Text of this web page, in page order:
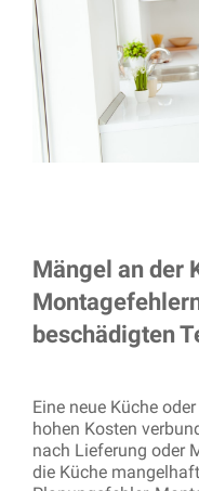
Mängel an der
beschädigten
Eine neue Küche
hohen Kosten
nach Lieferung oder
die Küche